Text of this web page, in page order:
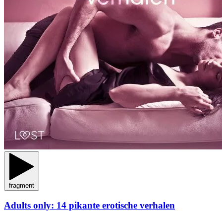
fragment
Adults only: 14 pikante erotische verhalen